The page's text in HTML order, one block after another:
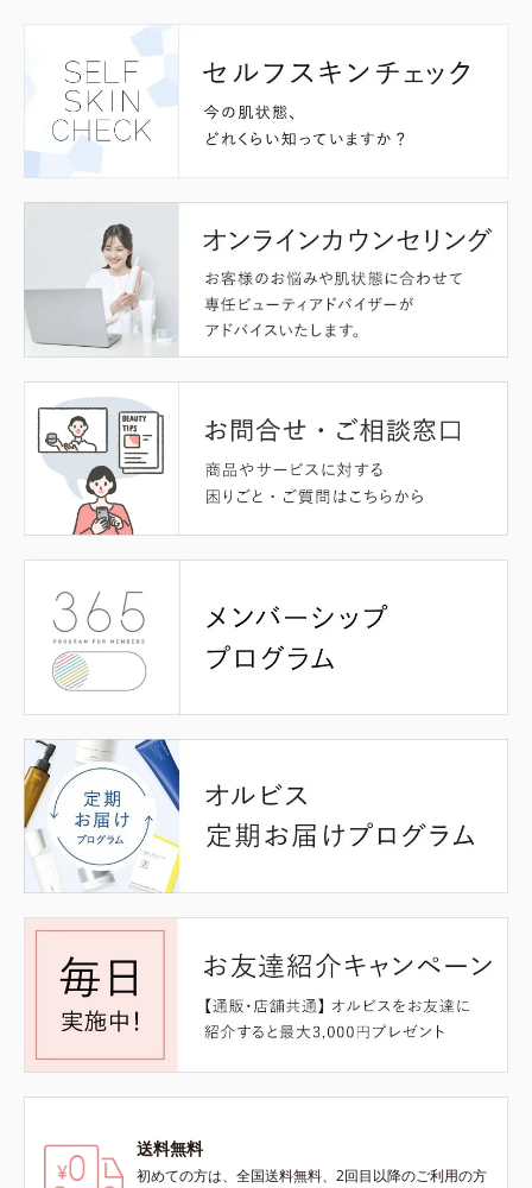
送料無料
初めての方は、全国送料無料、2回目以降のご利用の方